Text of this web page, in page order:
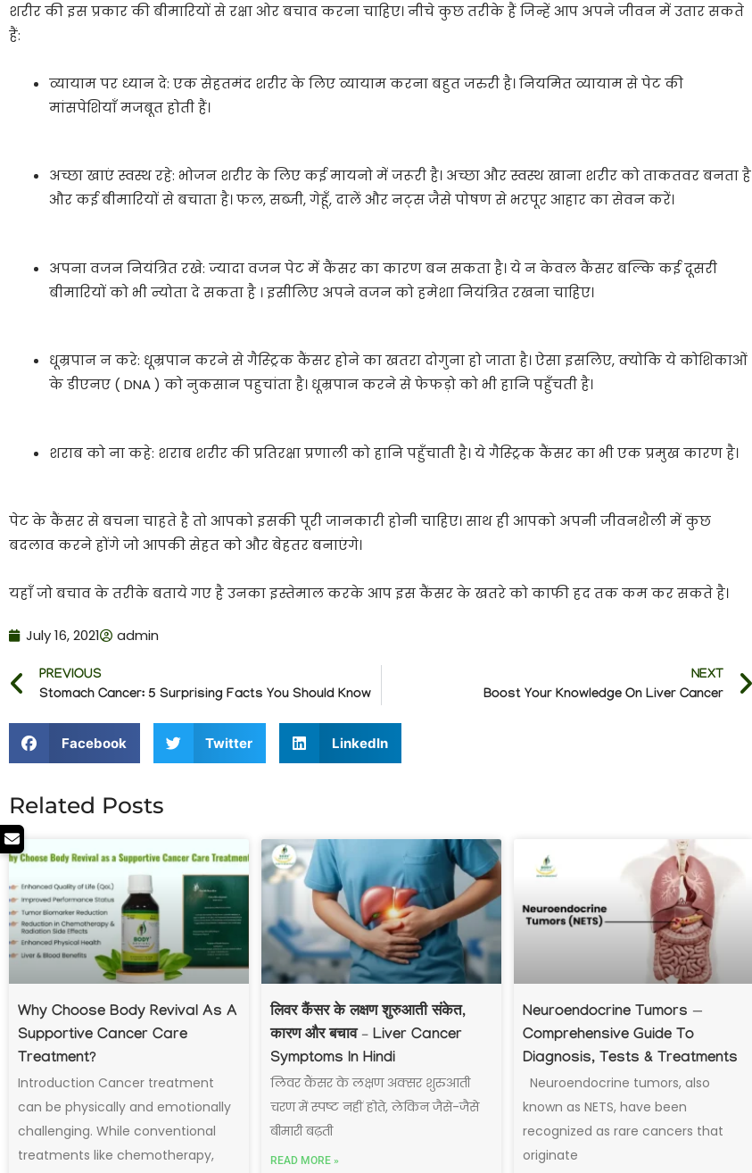
शरीर की इस प्रकार की बीमारियों से रक्षा ओर बचाव करना चाहिए। नीचे कुछ तरीके हैं जिन्हें आप अपने जीवन में उतार सकते
हैं:
व्यायाम पर ध्यान दे: एक सेहतमंद शरीर के लिए व्यायाम करना बहुत जरुरी है। नियमित व्यायाम से पेट की
मांसपेशियाँ मजबूत होती हैं।
अच्छा खाएं स्वस्थ रहे: भोजन शरीर के लिए कई मायनो में जरूरी है। अच्छा और स्वस्थ खाना शरीर को ताकतवर बनता है
और कई बीमारियों से बचाता है। फल, सब्जी, गेहूँ, दालें और नट्स जैसे पोषण से भरपूर आहार का सेवन करें।
अपना वजन नियंत्रित रखे: ज्यादा वजन पेट में कैंसर का कारण बन सकता है। ये न केवल कैंसर बल्कि कई दूसरी
बीमारियों को भी न्योता दे सकता है । इसीलिए अपने वजन को हमेशा नियंत्रित रखना चाहिए।
धूम्रपान न करे: धूम्रपान करने से गैस्ट्रिक कैंसर होने का खतरा दोगुना हो जाता है। ऐसा इसलिए, क्योकि ये कोशिकाओं
के डीएनए ( DNA ) को नुकसान पहुचांता है। धूम्रपान करने से फेफड़ो को भी हानि पहुँचती है।
शराब को ना कहे: शराब शरीर की प्रतिरक्षा प्रणाली को हानि पहुँचाती है। ये गैस्ट्रिक कैंसर का भी एक प्रमुख कारण है।
पेट के कैंसर से बचना चाहते है तो आपको इसकी पूरी जानकारी होनी चाहिए। साथ ही आपको अपनी जीवनशैली में कुछ
बदलाव करने होंगे जो आपकी सेहत को और बेहतर बनाएंगे।
यहाँ जो बचाव के तरीके बताये गए है उनका इस्तेमाल करके आप इस कैंसर के खतरे को काफी हद तक कम कर सकते है।
July 16, 2021 admin
PREVIOUS
Stomach Cancer: 5 Surprising Facts You Should Know
NEXT
Boost Your Knowledge On Liver Cancer
Facebook Twitter LinkedIn
Related Posts
Why Choose Body Revival As A
Supportive Cancer Care
Treatment?
Introduction Cancer treatment
can be physically and emotionally
challenging. While conventional
treatments like chemotherapy,
लिवर कैंसर के लक्षण शुरुआती संकेत,
कारण और बचाव – Liver Cancer
Symptoms In Hindi
लिवर कैंसर के लक्षण अक्सर शुरुआती
चरण में स्पष्ट नहीं होते, लेकिन जैसे-जैसे
बीमारी बढ़ती
READ MORE »
Neuroendocrine Tumors —
Comprehensive Guide To
Diagnosis, Tests & Treatments
Neuroendocrine tumors, also
known as NETS, have been
recognized as rare cancers that
originate